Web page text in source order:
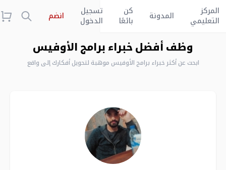
المركز
التعليمي
المدونة
كن
بائعًا
تسجيل
الدخول
انضم
وظف أفضل خبراء برامج الأوفيس
ابحث عن أكثر خبراء برامج الأوفيس موهبة لتحويل أفكارك إلى واقع